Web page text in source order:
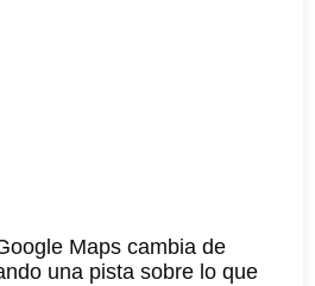
Maps cambia de
una pista sobre lo que